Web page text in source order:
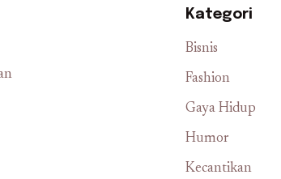
Kategori
Bisnis
Fashion
Gaya Hidup
Humor
Kecantikan